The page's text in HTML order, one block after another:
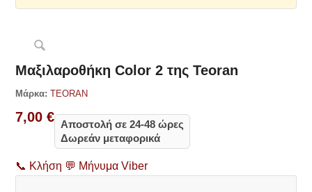
Μαξιλαροθήκη Color 2 της Teoran
Μάρκα: TEORAN
7,00€ Αποστολή σε 24-48 ώρες
Δωρεάν μεταφορικά
📞 Κλήση 💬 Μήνυμα Viber